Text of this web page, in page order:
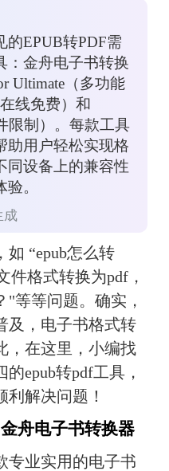
的EPUB转PDF需
：金舟电子书转换
Ultimate（多功能
线免费）和
限制）。每款工具
助用户轻松实现格
同设备上的兼容性
。
成
“epub怎么转
件格式转换为pdf，
等等问题。确实，
及，电子书格式转
，在这里，小编找
epub转pdf工具，
解决问题！
舟电子书转换器
专业实用的电子书